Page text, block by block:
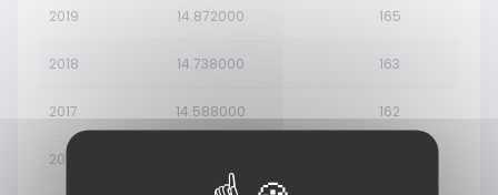
2019 14.872000 165
2018 14.738000 163
2017 14.588000 162
2016